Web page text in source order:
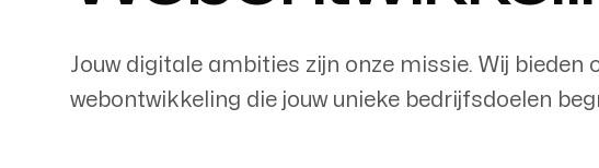
Jouw digitale ambities zijn onze missie. Wij bieden
webontwikkeling die jouw unieke bedrijfsdoelen